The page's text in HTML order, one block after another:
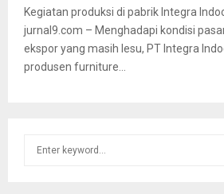
Kegiatan produksi di pabrik Integra
jurnal9.com – Menghadapi kondisi
ekspor yang masih lesu, PT Integra
produsen furniture...